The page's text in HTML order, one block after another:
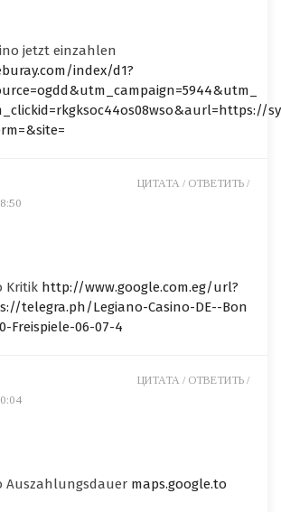
jetzt einzahlen
index/d1?
Kritik http://www.google.com.eg/url?
telegra.ph/Legiano-Casino-DE--Bon
Freispiele-06-07-4
ЦИТАТА / ОТВЕТИТЬ /
Auszahlungsdauer maps.google.to
ЦИТАТА / ОТВЕТИТЬ /